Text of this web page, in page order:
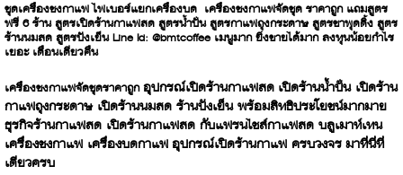
ชุดเครื่องชงกาแฟ ไฟเบอร์แยกเครื่องบด เครื่องชงกาแฟจัดชุด ราคาถูก แถมสูตร
ฟรี 6 ร้าน สูตรเปิดร้านกาแฟสด สูตรน้ำปั่น สูตรกาแฟถุงกระดาษ สูตรชาพุดดิ้ง สูตร
ร้านนมสด สูตรปังเย็น Line Id: @bmtcoffee เมนูมาก ยิ่งขายได้มาก ลงทุนน้อยกำไร
เยอะ เดือนเดียวคืน
เครื่องชงกาแฟจัดชุดราคาถูกอุปกรณ์เปิดร้านกาแฟสด เปิดร้านน้ำปั่น เปิดร้าน
กาแฟถุงกระดาษ เปิดร้านนมสด ร้านปังเย็น พร้อมสิทธิประโยชน์มากมาย
ธุรกิจร้านกาแฟสด เปิดร้านกาแฟสด กับแฟรนไชส์กาแฟสด บลูเมาท์เทน
เครื่องชงกาแฟ เครื่องบดกาแฟ อุปกรณ์เปิดร้านกาแฟ ครบวงจร มาที่นี่ที่
เดียวครบ